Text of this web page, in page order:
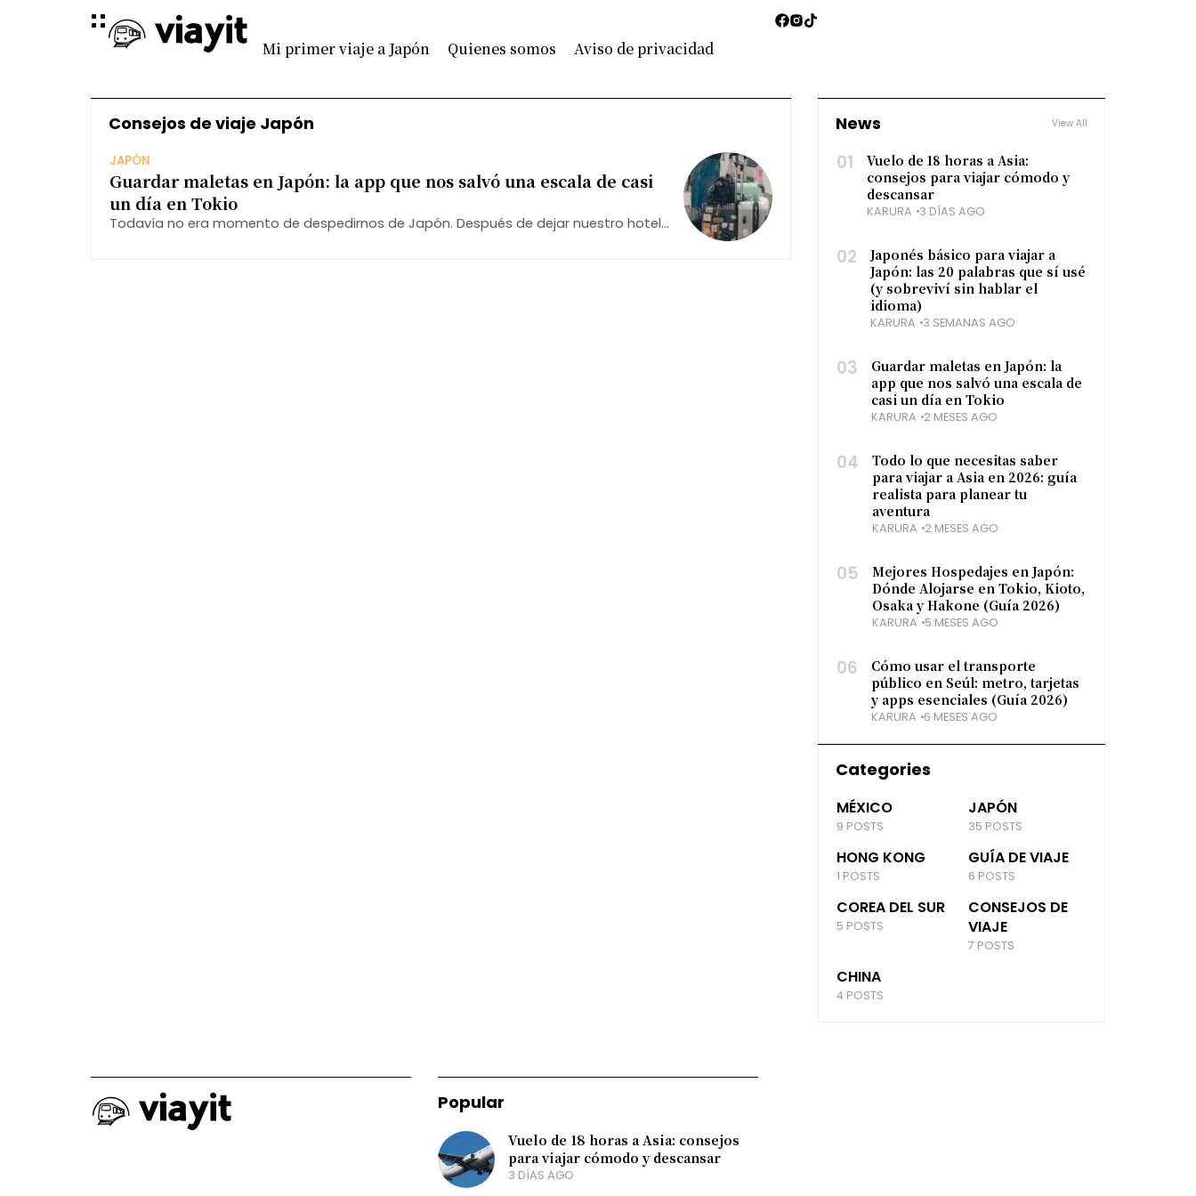
Mi primer viaje a Japón Quienes somos Aviso de privacidad
Consejos de viaje Japón
JAPÓN
Guardar maletas en Japón: la app que nos salvó una escala de casi
un día en Tokio
Todavía no era momento de despedirnos de Japón. Después de dejar nuestro hotel,
News View All
01
Vuelo de 18 horas a Asia:
consejos para viajar cómodo y
descansar
KARURA 3 DÍAS AGO
02
Japonés básico para viajar a
Japón: las 20 palabras que sí usé
(y sobreviví sin hablar el
idioma)
KARURA 3 SEMANAS AGO
03
Guardar maletas en Japón: la
app que nos salvó una escala de
casi un día en Tokio
KARURA 2 MESES AGO
04
Todo lo que necesitas saber
para viajar a Asia en 2026: guía
realista para planear tu
aventura
KARURA 2 MESES AGO
05
Mejores Hospedajes en Japón:
Dónde Alojarse en Tokio, Kioto,
Osaka y Hakone (Guía 2026)
KARURA 5 MESES AGO
06
Cómo usar el transporte
público en Seúl: metro, tarjetas
y apps esenciales (Guía 2026)
KARURA 6 MESES AGO
Categories
MÉXICO
9 POSTS
JAPÓN
35 POSTS
HONG KONG
1 POSTS
GUÍA DE VIAJE
6 POSTS
COREA DEL SUR
5 POSTS
CONSEJOS DE
VIAJE
7 POSTS
CHINA
4 POSTS
Popular
Vuelo de 18 horas a Asia: consejos
para viajar cómodo y descansar
3 DÍAS AGO